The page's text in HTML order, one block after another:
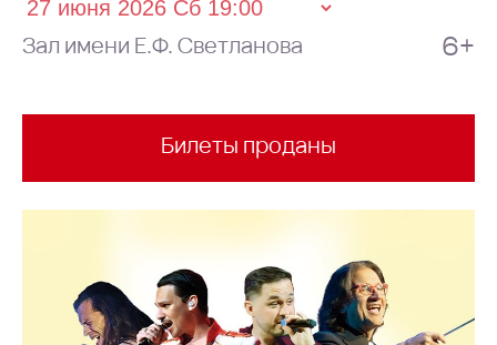
Зал имени Е.Ф. Светланова 6+
Билеты проданы